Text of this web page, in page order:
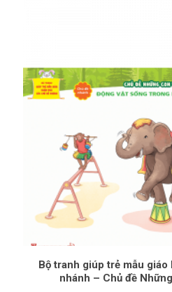
Bộ tranh giúp trẻ mẫu
nhánh – Chủ đề